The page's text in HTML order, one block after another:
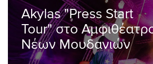
Akylas "Press Start
Tour" στο
Νέων Μουδανιών